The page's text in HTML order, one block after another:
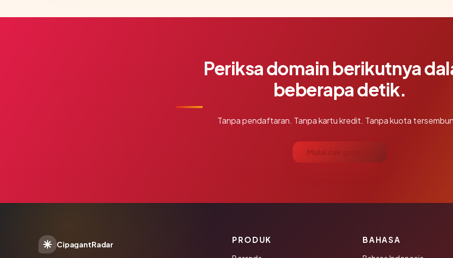
Periksa domain berikutnya
beberapa detik.
Tanpa pendaftaran. Tanpa kartu kredit. Tanpa kuota
Mulai cek gratis →
CipagantRadar PRODUK BAHASA